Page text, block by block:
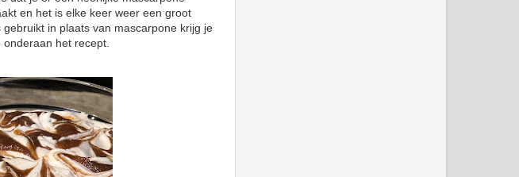
en het is elke keer weer een groot
in plaats van mascarpone krijg je
het recept.